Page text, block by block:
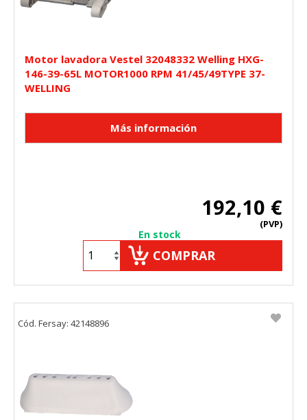
Motor lavadora Vestel 32048332 Welling HXG-
146-39-65L MOTOR1000 RPM 41/45/49TYPE 37-
WELLING
192,10 €
(PVP)
En stock
COMPRAR
Cód. Fersay: 42148896